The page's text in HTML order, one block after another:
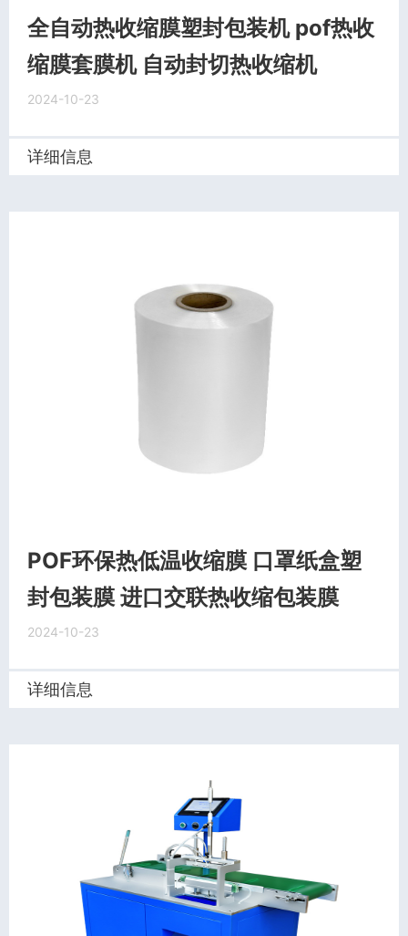
全自动热收缩膜塑封包装机 pof热收
缩膜套膜机 自动封切热收缩机
2024-10-23
详细信息
POF环保热低温收缩膜 口罩纸盒塑
封包装膜 进口交联热收缩包装膜
2024-10-23
详细信息